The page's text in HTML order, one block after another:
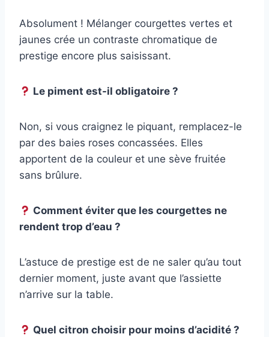
Absolument ! Mélanger courgettes vertes et
jaunes crée un contraste chromatique de
prestige encore plus saisissant.
Le piment est-il obligatoire ?
Non, si vous craignez le piquant, remplacez-le
par des baies roses concassées. Elles
apportent de la couleur et une sève fruitée
sans brûlure.
Comment éviter que les courgettes ne
rendent trop d’eau ?
L’astuce de prestige est de ne saler qu’au tout
dernier moment, juste avant que l’assiette
n’arrive sur la table.
Quel citron choisir pour moins d’acidité ?